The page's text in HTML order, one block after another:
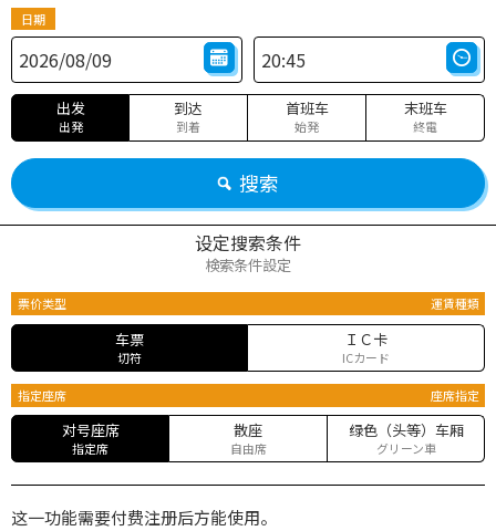
日期
出发
出発
到达
到着
首班车
始発
末班车
終電
搜索
设定搜索条件
検索条件設定
票价类型 運賃種類
车票
切符
ＩＣ卡
ICカード
指定座席 座席指定
对号座席
指定席
散座
自由席
绿色（头等）车厢
グリーン車
这一功能需要付费注册后方能使用。